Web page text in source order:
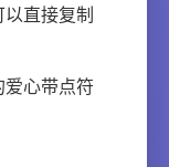
直接复制
心带点符